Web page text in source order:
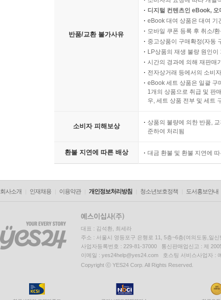
반품/교환 불가사유
디지털 컨텐츠인 eBook,
eBook 대여 상품은 대여 기
모바일 쿠폰 등록 후 취소/
중고상품이 구매확정(자동
LP상품의 재생 불량 원인
시간의 경과에 의해 재판매
전자상거래 등에서의 소비
eBook 세트 상품은 일괄 구
1개의 상품으로 취급 및 판
우, 세트 상품 전부 및 세트
소비자 피해보상
상품의 불량에 의한 반품,
준하여 처리됨
환불 지연에 따른 배상 대금 환불 및 환불 지연에
회사소개 인재채용 이용약관 개인정보처리방침 청소년보호정책 도서홍보안내
대표 : 김석환, 최세라
주소 : 서울시 영등포구 은행로 11, 5층~6층(여의도동,일신
사업자등록번호 : 229-81-37000 통신판매업신고 : 제
이메일 : yes24help@yes24.com 호스팅 서비스사업자 :
Copyright ⓒ YES24 Corp. All Rights Reserved.